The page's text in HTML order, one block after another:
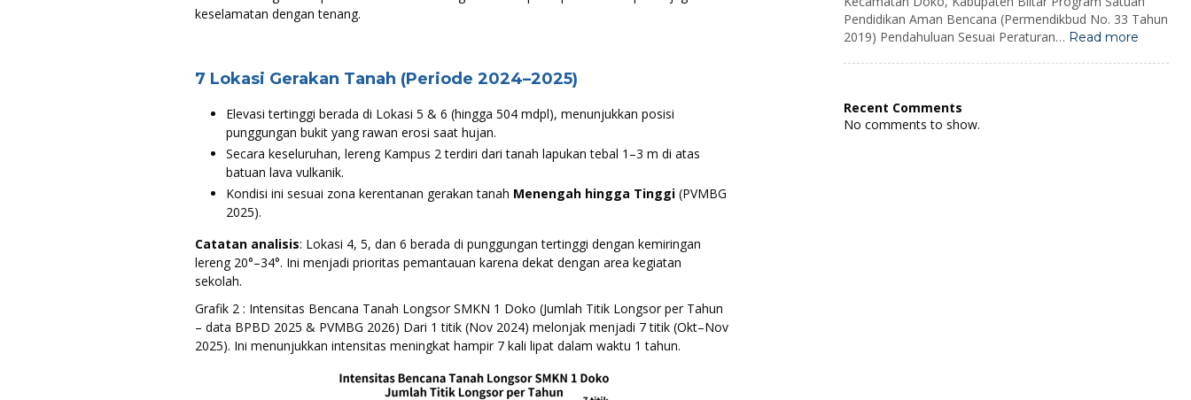
keselamatan dengan tenang.
7 Lokasi Gerakan Tanah (Periode 2024–2025)
Elevasi tertinggi berada di Lokasi 5 & 6 (hingga 504 mdpl), menunjukkan posisi
punggungan bukit yang rawan erosi saat hujan.
Secara keseluruhan, lereng Kampus 2 terdiri dari tanah lapukan tebal 1–3 m di atas
batuan lava vulkanik.
Kondisi ini sesuai zona kerentanan gerakan tanah Menengah hingga Tinggi (PVMBG
2025).
Catatan analisis: Lokasi 4, 5, dan 6 berada di punggungan tertinggi dengan kemiringan
lereng 20°–34°. Ini menjadi prioritas pemantauan karena dekat dengan area kegiatan
sekolah.
Grafik 2 : Intensitas Bencana Tanah Longsor SMKN 1 Doko (Jumlah Titik Longsor per Tahun
– data BPBD 2025 & PVMBG 2026) Dari 1 titik (Nov 2024) melonjak menjadi 7 titik (Okt–Nov
2025). Ini menunjukkan intensitas meningkat hampir 7 kali lipat dalam waktu 1 tahun.
Pendidikan Aman Bencana (Permendikbud No. 33 Tahun
2019) Pendahuluan Sesuai Peraturan… Read more:
Recent Comments
No comments to show.